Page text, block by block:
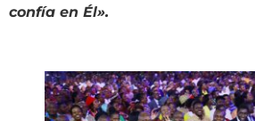
confía en Él».